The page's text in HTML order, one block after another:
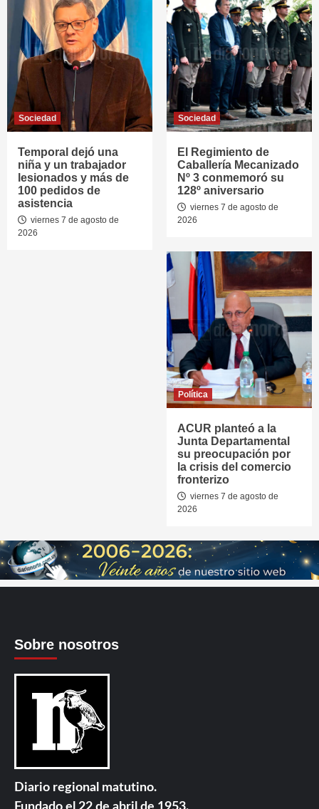
Sociedad
Temporal dejó una
niña y un trabajador
lesionados y más de
100 pedidos de
asistencia
viernes 7 de agosto de
2026
Sociedad
El Regimiento de
Caballería Mecanizado
Nº 3 conmemoró su
128º aniversario
viernes 7 de agosto de
2026
Política
ACUR planteó a la
Junta Departamental
su preocupación por
la crisis del comercio
fronterizo
viernes 7 de agosto de
2026
Sobre nosotros
Diario regional matutino.